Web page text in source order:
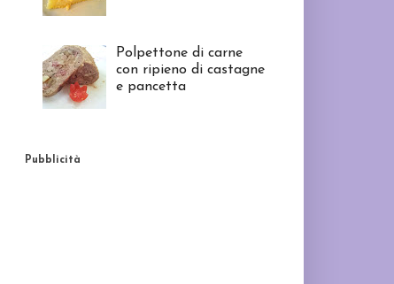
Polpettone di carne
con ripieno di castagne
e pancetta
Pubblicità